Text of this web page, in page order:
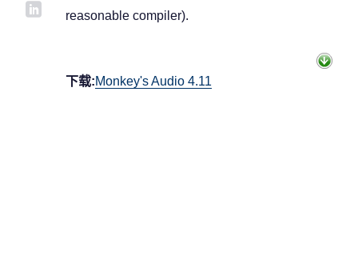
reasonable compiler).
下载:Monkey's Audio 4.11